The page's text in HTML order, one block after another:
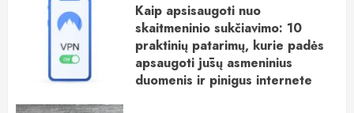
Kaip apsisaugoti nuo
skaitmeninio sukčiavimo: 10
praktinių patarimų, kurie padės
apsaugoti jūsų asmeninius
duomenis ir pinigus internete